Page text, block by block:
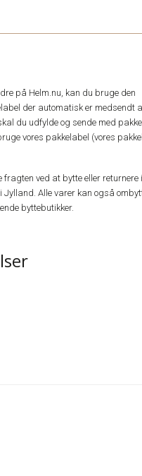
på Helm.nu, kan du bruge den
der automatisk er medsendt
du udfylde og sende med
vores pakkelabel (vores
ved at bytte eller returnere
Jylland. Alle varer kan også
byttebutikker.